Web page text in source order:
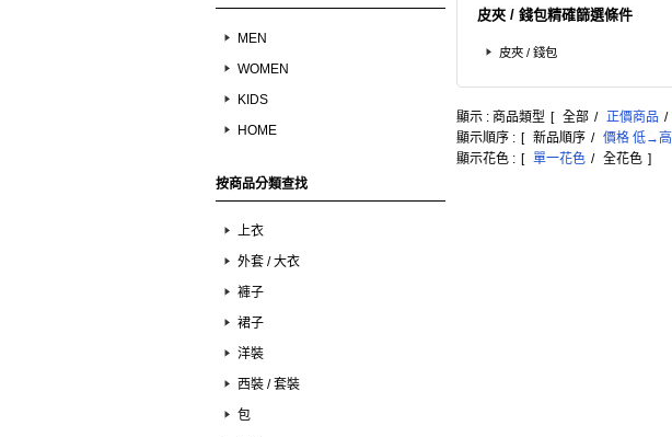
MEN
WOMEN
KIDS
HOME
按商品分類查找
上衣
外套 / 大衣
褲子
裙子
洋裝
西裝 / 套裝
包
皮夾 / 錢包精確篩選條件
皮夾 / 錢包
顯示 : 商品類型 [ 全部 / 正價商品 /
顯示順序 : [ 新品順序 / 價格 低→高
顯示花色 : [ 單一花色 / 全花色 ]